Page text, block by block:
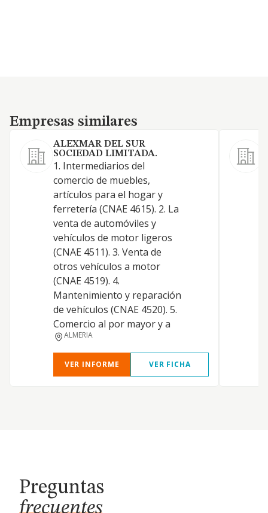
Empresas similares
Empresas similares
ALEXMAR DEL SUR
SOCIEDAD LIMITADA.
1. Intermediarios del
comercio de muebles,
artículos para el hogar y
ferretería (CNAE 4615). 2. La
venta de automóviles y
vehículos de motor ligeros
(CNAE 4511). 3. Venta de
otros vehículos a motor
(CNAE 4519). 4.
Mantenimiento y reparación
de vehículos (CNAE 4520). 5.
Comercio al por mayor y a
ALMERIA
VER INFORME VER FICHA
Preguntas
frecuentes